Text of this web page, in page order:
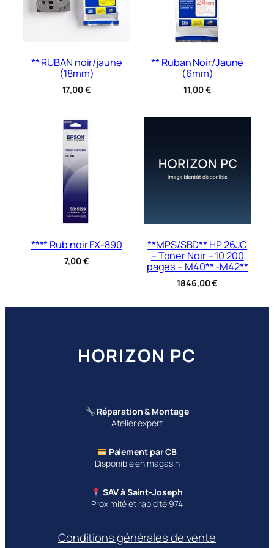
** RUBAN noir/jaune
(18mm)
17,00€
** Ruban Noir/Jaune
(6mm)
11,00€
**** Rub noir FX-890
7,00€
**MPS/SBD** HP 26JC
– Toner Noir – 10 200
pages – M40** -M42**
1846,00€
HORIZON PC
Réparation & Montage
Atelier expert
Paiement par CB
Disponible en magasin
SAV à Saint-Joseph
Proximité et rapidité 974
Conditions générales de vente